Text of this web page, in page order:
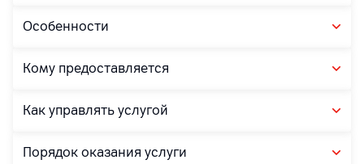
Особенности
Кому предоставляется
Как управлять услугой
Порядок оказания услуги